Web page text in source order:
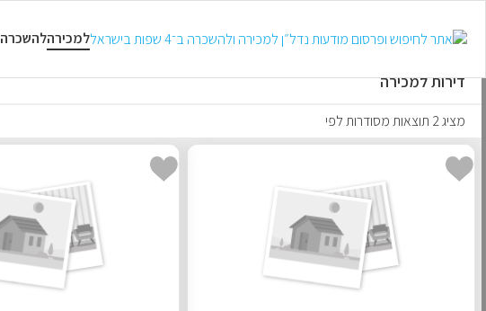
למכירהלהשכרה
למכירה
דירות למכירה
מציג 2 תוצאות מסודרות לפי